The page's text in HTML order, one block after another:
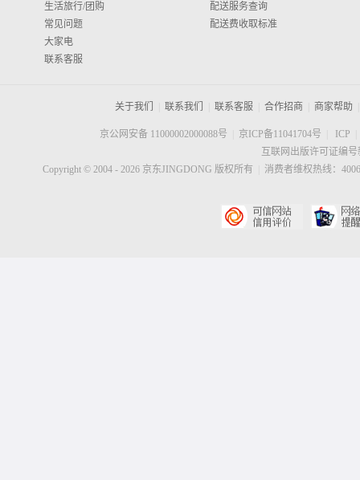
生活旅行/团购
常见问题
大家电
联系客服
配送服务查询
配送费收取标准
关于我们 联系我们 联系客服 合作招商 商家帮助
京公网安备 11000002000088号 京ICP备11041704号 ICP
互联网出版许可证编
Copyright © 2004 - 2026京东JINGDONG 版权所有 消费者维权热线：